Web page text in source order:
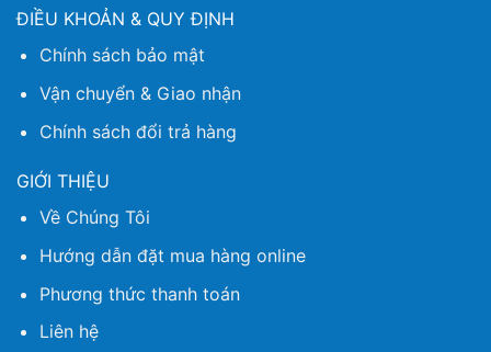
ĐIỀU KHOẢN & QUY ĐỊNH
Chính sách bảo mật
Vận chuyển & Giao nhận
Chính sách đổi trả hàng
GIỚI THIỆU
Về Chúng Tôi
Hướng dẫn đặt mua hàng online
Phương thức thanh toán
Liên hệ